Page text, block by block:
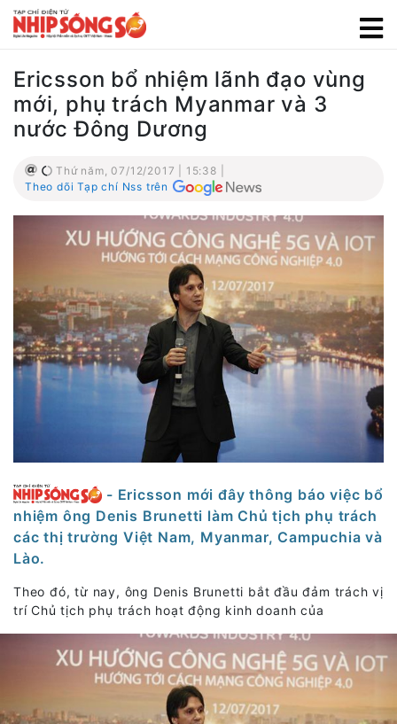
Ericsson bổ nhiệm lãnh đạo vùng
mới, phụ trách Myanmar và 3
nước Đông Dương
Thứ năm, 07/12/2017 | 15:38 |
Theo dõi Tạp chí Nss trên
- Ericsson mới đây thông báo việc bổ
nhiệm ông Denis Brunetti làm Chủ tịch phụ trách
các thị trường Việt Nam, Myanmar, Campuchia và
Lào.
Theo đó, từ nay, ông Denis Brunetti bắt đầu đảm trách vị
trí Chủ tịch phụ trách hoạt động kinh doanh của